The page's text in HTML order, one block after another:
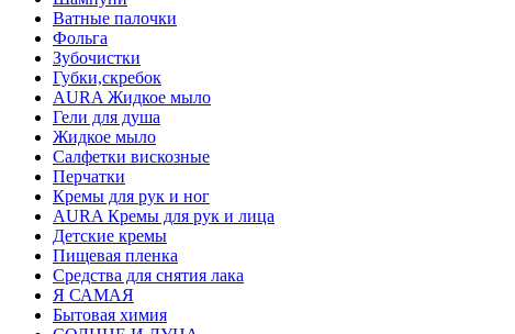
Ватные палочки
Фольга
Зубочистки
Губки,скребок
AURA Жидкое мыло
Гели для душа
Жидкое мыло
Салфетки вискозные
Перчатки
Кремы для рук и ног
AURA Кремы для рук и лица
Детские кремы
Пищевая пленка
Средства для снятия лака
Я САМАЯ
Бытовая химия